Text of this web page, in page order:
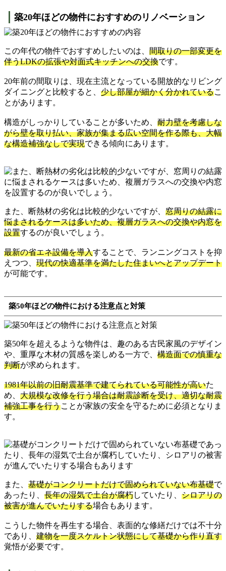
築20年ほどの物件におすすめのリノベーション
この年代の物件でおすすめしたいのは、 間取りの一部変更を
伴うLDKの拡張や対面式キッチンへの交換です。
20年前の間取りは、現在主流となっている開放的なリビング
ダイニングと比較すると、 少し部屋が細かく分かれているこ
とがあります。
構造がしっかりしていることが多いため、 耐力壁を考慮しな
がら壁を取り払い、家族が集まる広い空間を作る際も、大幅
な構造補強なしで実現できる傾向にあります。
また、断熱材の劣化は比較的少ないですが、 窓周りの結露に
悩まされるケースは多いため、複層ガラスへの交換や内窓を
設置するのが良いでしょう。
最新の省エネ設備を導入することで、ランニングコストを抑
えつつ、 現代の快適基準を満たした住まいへとアップデート
が可能です。
築50年ほどの物件における注意点と対策
築50年を超えるような物件は、趣のある古民家風のデザイン
や、重厚な木材の質感を楽しめる一方で、 構造面での慎重な
判断が求められます。
1981年以前の旧耐震基準で建てられている可能性が高いた
め、 大規模な改修を行う場合は耐震診断を受け、適切な耐震
補強工事を行うことが家族の安全を守るために必須となりま
す。
また、 基礎がコンクリートだけで固められていない布基礎で
あったり、 長年の湿気で土台が腐朽していたり、 シロアリの
被害が進んでいたりする場合もあります。
こうした物件を再生する場合、表面的な修繕だけでは不十分
であり、 建物を一度スケルトン状態にして基礎から作り直す
覚悟が必要です。